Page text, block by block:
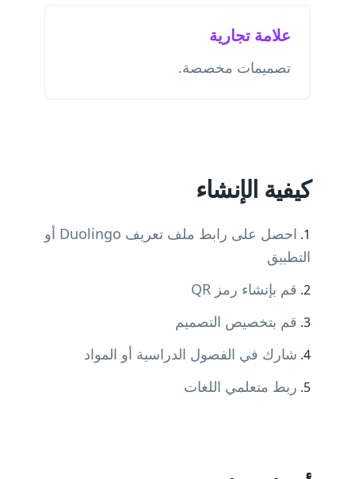
علامة تجارية
تصميمات مخصصة.
كيفية الإنشاء
احصل على رابط ملف تعريف Duolingo أو
التطبيق
قم بإنشاء رمز QR
قم بتخصيص التصميم
شارك في الفصول الدراسية أو المواد
ربط متعلمي اللغات